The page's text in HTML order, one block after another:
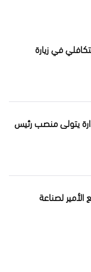
في زيارة
يتولى منصب رئيس
لصناعة